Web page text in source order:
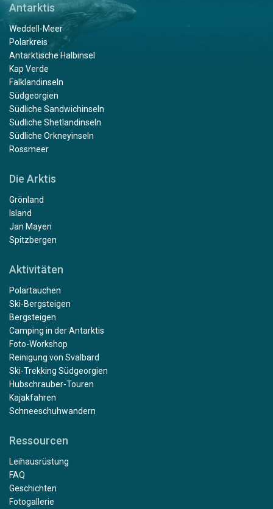
Antarktis
Weddell-Meer
Polarkreis
Antarktische Halbinsel
Kap Verde
Falklandinseln
Südgeorgien
Südliche Sandwichinseln
Südliche Shetlandinseln
Südliche Orkneyinseln
Rossmeer
Die Arktis
Grönland
Island
Jan Mayen
Spitzbergen
Aktivitäten
Polartauchen
Ski-Bergsteigen
Bergsteigen
Camping in der Antarktis
Foto-Workshop
Reinigung von Svalbard
Ski-Trekking Südgeorgien
Hubschrauber-Touren
Kajakfahren
Schneeschuhwandern
Ressourcen
Leihausrüstung
FAQ
Geschichten
Fotogallerie